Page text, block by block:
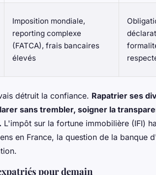
Imposition mondiale,
reporting complexe
(FATCA), frais bancaires
élevés
détruit la confiance. Rapatrier ses
sans trembler, soigner la
L'impôt sur la fortune immobilière (IFI)
en France, la question de la banque
pour demain